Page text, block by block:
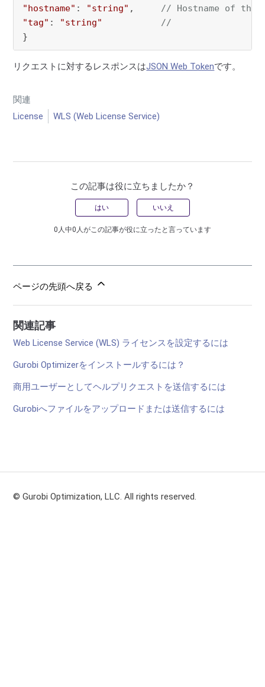
"hostname" : "string" , // Hostname of the
"tag" : "string"
//
}
リクエストに対するレスポンスはJSON Web Tokenです。
関連
License
WLS (Web License Service)
この記事は役に立ちましたか？
はい いいえ
0人中0人がこの記事が役に立ったと言っています
ページの先頭へ戻る
関連記事
Web License Service (WLS) ライセンスを設定するには
Gurobi Optimizerをインストールするには？
商用ユーザーとしてヘルプリクエストを送信するには
Gurobiへファイルをアップロードまたは送信するには
© Gurobi Optimization, LLC. All rights reserved.